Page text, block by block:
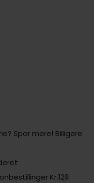
Spar mere! Billigere
Kr.129